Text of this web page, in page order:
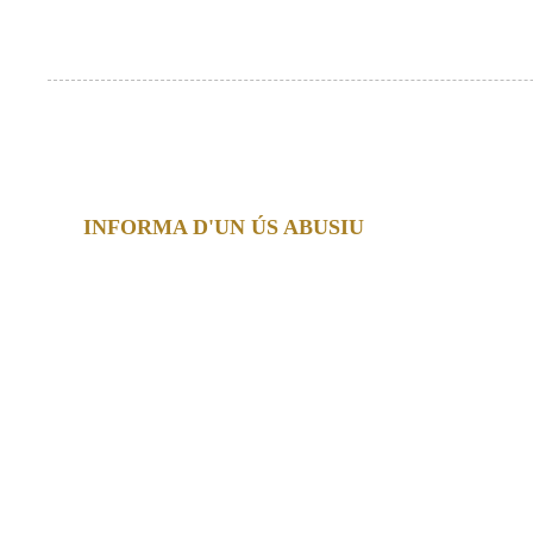
INFORMA D'UN ÚS ABUSIU